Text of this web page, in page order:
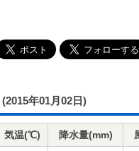
(2015年01月02日)
気温(℃) 降水量(mm)